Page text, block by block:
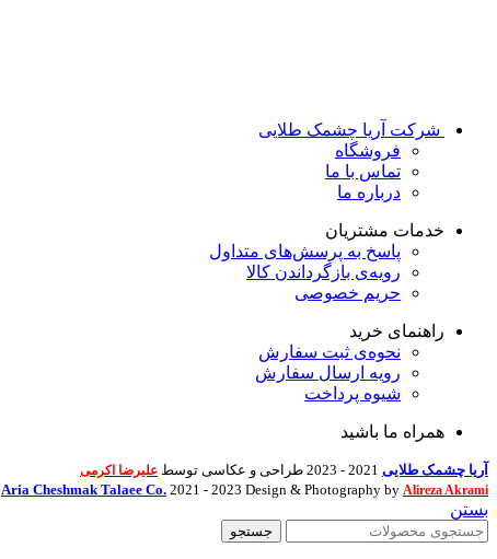
شرکت آریا چشمک طلایی
فروشگاه
تماس با ما
درباره ما
خدمات مشتریان
پاسخ به پرسش‌های متداول
رویه‌ی بازگرداندن کالا
حریم خصوصی
راهنمای خرید
نحوه‌ی ثبت سفارش
رویه ارسال سفارش
شیوه پرداخت
همراه ما باشید
آریا چشمک طلایی 2021 - 2023 طراحی و عکاسی توسط علیرضا اکرمی
Aria Cheshmak Talaee Co. 2021 - 2023 Design & Photography by Alireza Akrami
بستن
جستجو